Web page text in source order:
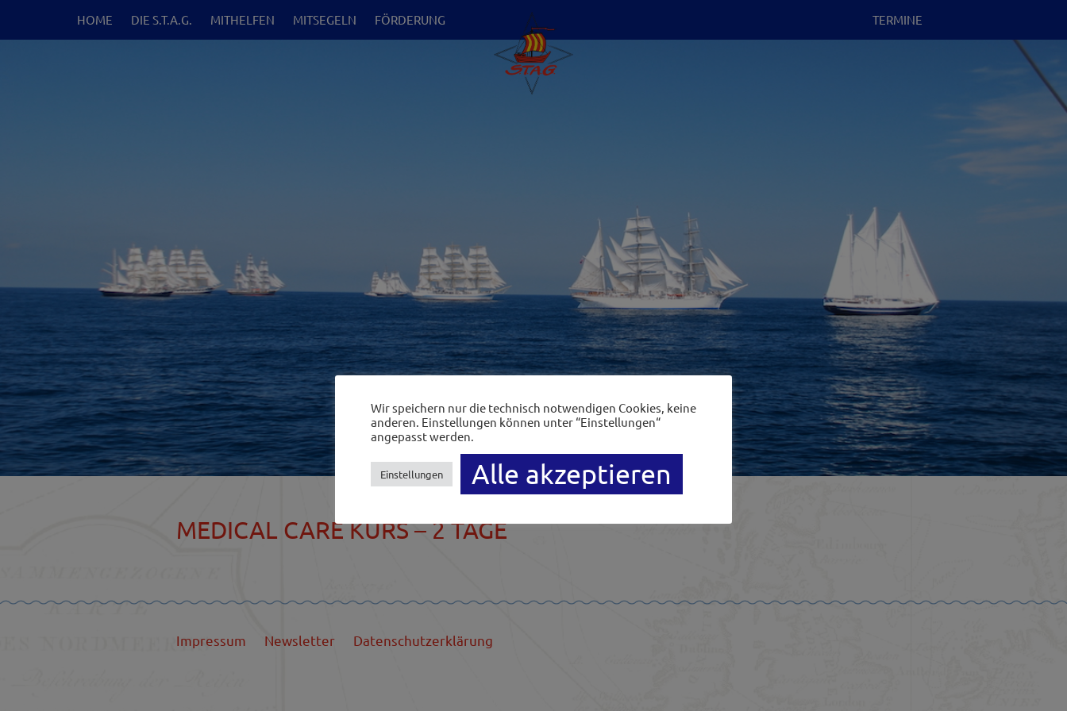
HOME DIE S.T.A.G. MITHELFEN MITSEGELN FÖRDERUNG TERMINE
MEDICAL CARE KURS – 2 TAGE
Impressum Newsletter Datenschutzerklärung
Wir speichern nur die technisch notwendigen Cookies, keine
anderen. Einstellungen können unter “Einstellungen“
angepasst werden.
Einstellungen Alle akzeptieren